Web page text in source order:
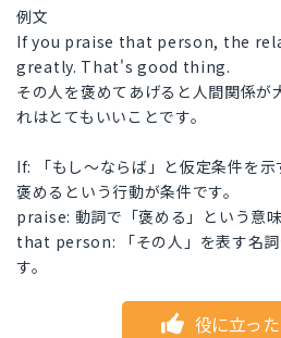
例文
If you praise that person, the
greatly. That's good thing.
その人を褒めてあげると人間関係が
れはとてもいいことです。
If: 「もし〜ならば」と仮定条件を示
褒めるという行動が条件です。
praise: 動詞で「褒める」という意味
that person: 「その人」を表す名詞
す。
役に立った